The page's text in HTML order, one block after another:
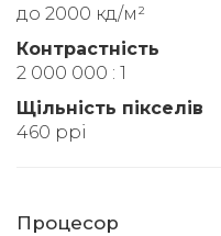
до 2000 кд/м²
Контрастність
2 000 000 : 1
Щільність пікселів
460 ppi
Процесор